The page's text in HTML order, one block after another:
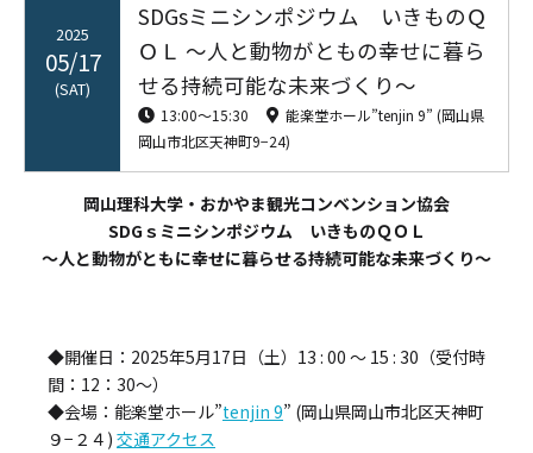
2025
05/17
(SAT)
SDGsミニシンポジウム いきものＱ
ＯＬ ～人と動物がともの幸せに暮ら
せる持続可能な未来づくり～
13:00〜15:30
能楽堂ホール”tenjin 9” (岡山県
岡山市北区天神町9−24)
岡山理科大学・おかやま観光コンベンション協会
SDGｓミニシンポジウム いきものＱＯＬ
～人と動物がともに幸せに暮らせる持続可能な未来づくり～
◆開催日：2025年5月17日（土）13 : 00 〜 15 : 30（受付時
間：12：30〜）
◆会場：能楽堂ホール”tenjin 9” (岡山県岡山市北区天神町
９−２４) 交通アクセス